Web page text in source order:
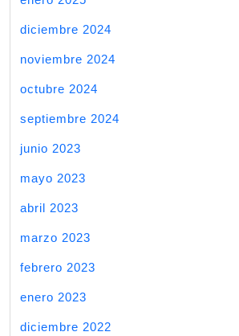
diciembre 2024
noviembre 2024
octubre 2024
septiembre 2024
junio 2023
mayo 2023
abril 2023
marzo 2023
febrero 2023
enero 2023
diciembre 2022